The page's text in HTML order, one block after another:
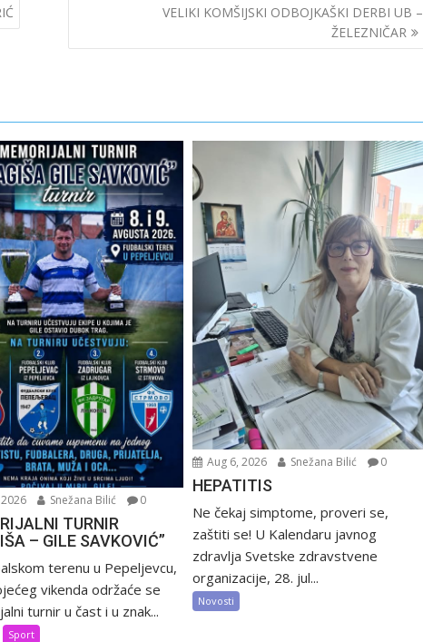
VELIKI KOMŠIJSKI ODBOJKAŠKI DERBI UB –
ŽELEZNIČAR
Snežana Bilić 0
TURNIR
– GILE SAVKOVIĆ”
terenu u Pepeljevcu,
vikenda održaće se
turnir u čast i u znak...
Sport
Aug 6, 2026 Snežana Bilić 0
HEPATITIS
Ne čekaj simptome, proveri se,
zaštiti se! U Kalendaru javnog
zdravlja Svetske zdravstvene
organizacije, 28. jul...
Novosti